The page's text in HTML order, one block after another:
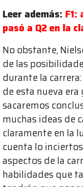
Leer además: F1:
pasó a Q2 en la
No obstante,
de las
durante la
de esta nueva
sacaremos
muchas ideas de
claramente en la
cuenta lo
aspectos de la
habilidades que